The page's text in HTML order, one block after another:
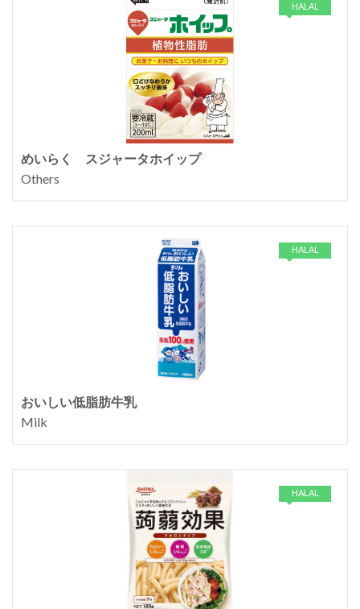
HALAL
めいらく スジャータホイップ
Others
HALAL
おいしい低脂肪牛乳
Milk
HALAL